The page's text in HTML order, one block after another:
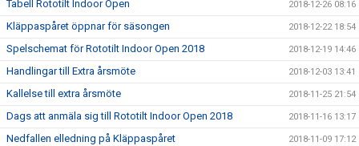
Tabell Rototilt Indoor Open 2018-12-26 08:16
Kläppaspåret öppnar för säsongen 2018-12-22 18:54
Spelschemat för Rototilt Indoor Open 2018 2018-12-19 14:46
Handlingar till Extra årsmöte 2018-12-03 13:41
Kallelse till extra årsmöte 2018-11-25 21:54
Dags att anmäla sig till Rototilt Indoor Open 2018 2018-11-16 13:17
Nedfallen elledning på Kläppaspåret 2018-11-09 17:12